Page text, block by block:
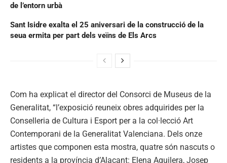
de l’entorn urbà
Sant Isidre exalta el 25 aniversari de la construcció de la
seua ermita per part dels veïns de Els Arcs
Com ha explicat el director del Consorci de Museus de la
Generalitat, “l’exposició reuneix obres adquirides per la
Conselleria de Cultura i Esport per a la col·lecció Art
Contemporani de la Generalitat Valenciana. Dels onze
artistes que componen esta mostra, quatre són nascuts o
residents a la província d’Alacant: Elena Aguilera, Josep